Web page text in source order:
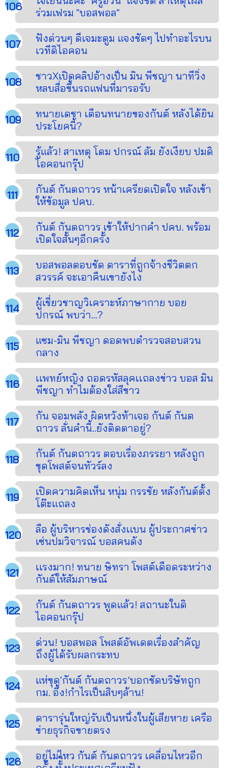
ร่วมเฟรม "บอสพอล"
ฟังด่วนๆ ดีเจมะตูม แจงชัดๆ ไปทำอะไรบน
เวทีดิไอคอน
ชาวXเปิดคลิปอ้างเป็น มิน พีชญา นาทีวิ่ง
หลบสื่อขึ้นรถแฟนที่มารอรับ
ทนายเดชา เตือนทนายของกันต์ หลังได้ยิน
ประโยคนี้?
รู้แล้ว! สาเหตุ โดม ปกรณ์ ลัม ยังเงียบ ปมดิ
ไอคอนกรุ๊ป
กันต์ กันตถาวร หน้าเครียดเปิดใจ หลังเข้า
ให้ข้อมูล ปคบ.
กันต์ กันตถาวร เข้าให้ปากคำ ปคบ. พร้อม
เปิดใจสั้นๆอีกครั้ง
บอสพอลตอบชัด ดาราที่ถูกจ้างชีวิตตก
สวรรค์ จะเอาคืนเขายังไง
ผู้เชี่ยวชาญวิเคราะห์ภาษากาย บอย
ปกรณ์ พบว่า...?
แซม-มิน พีชญา ดอดพบตำรวจสอบสวน
กลาง
เเพทย์หญิง ถอดรหัสลุคเเถลงข่าว บอส มิน
พีชญา ทำไมต้องใส่สีขาว
กัน จอมพลัง ผิดหวังท้าเจอ กันต์ กันต
ถาวร ลั่นคำนี้..ยังติดตาอยู่?
กันต์ กันตถาวร ตอบเรื่องภรรยา หลังถูก
ขุดโพสต์จนทัวร์ลง
เปิดความคิดเห็น หนุ่ม กรรชัย หลังกันต์ตั้ง
โต๊ะแถลง
ลือ ผู้บริหารช่องดังสั่งเเบน ผู้ประกาศข่าว
เซ่นปมวิจารณ์ บอสคนดัง
เเรงมาก! ทนาย ษิทรา โพสต์เดือดระหว่าง
กันต์ให้สัมภาษณ์
กันต์ กันตถาวร พูดแล้ว! สถานะในดิ
ไอคอนกรุ๊ป
ด่วน! บอสพอล โพสต์อัพเดตเรื่องสำคัญ
ถึงผู้ได้รับผลกระทบ
แห่ขุด‘กันต์ กันตถาวร’บอกชัดบริษัทถูก
กม. อึ้ง!กำไรเป็นสิบๆล้าน!
ดารารุ่นใหญ่รับเป็นหนึ่งในผู้เสียหาย เครือ
ข่ายธุรกิจขายตรง
อยู่ไม่ไหว กันต์ กันตถาวร เคลื่อนไหวอีก